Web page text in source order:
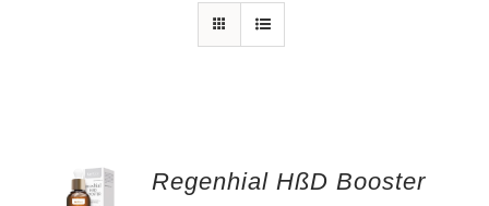
Regenhial HßD Booster